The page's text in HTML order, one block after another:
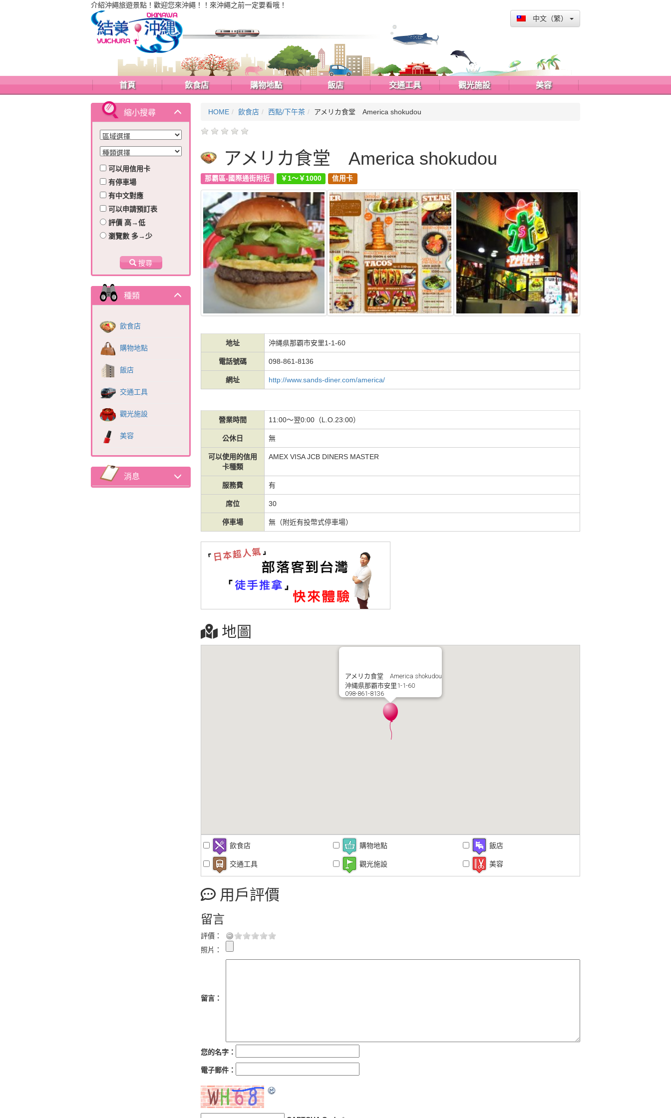
介紹沖繩旅遊景點！歡迎您來沖繩！！來沖繩之前一定要看哦！
中文（繁）
首頁 飲食店 購物地點 飯店 交通工具 觀光施設 美容
縮小搜尋
可以用信用卡
有停車場
有中文對應
可以申請預訂表
評價 高→低
瀏覽數 多→少
搜尋
種類
飲食店
購物地點
飯店
交通工具
觀光施設
美容
消息
HOME 飲食店 西點/下午茶 アメリカ食堂 America shokudou
アメリカ食堂 America shokudou
那霸區-國際通街附近 ￥1～￥1000 信用卡
地址 沖縄県那覇市安里1-1-60
電話號碼 098-861-8136
網址 http://www.sands-diner.com/america/
營業時間 11:00～翌0:00（L.O.23:00）
公休日 無
可以使用的信用
卡種類
AMEX VISA JCB DINERS MASTER
服務費 有
席位 30
停車場 無（附近有投幣式停車場）
地圖
アメリカ食堂 America shokudou
沖縄県那覇市安里1-1-60
098-861-8136
飲食店 購物地點 飯店
交通工具 觀光施設 美容
用戶評價
留言
評價：
照片：
留言：
您的名字：
電子郵件：